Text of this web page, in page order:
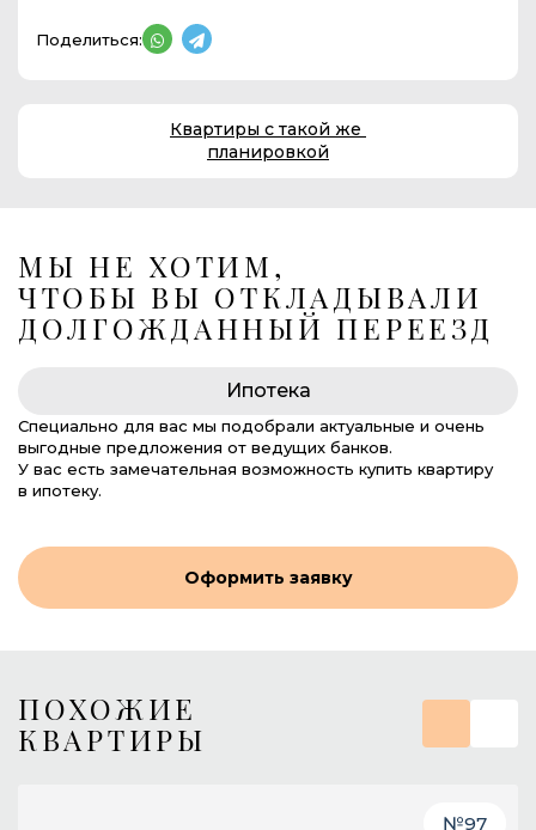
Квартиры с такой же
планировкой
Поделиться:
МЫ НЕ ХОТИМ,
ЧТОБЫ ВЫ ОТКЛАДЫВАЛИ
ДОЛГОЖДАННЫЙ ПЕРЕЕЗД
Ипотека
Специально для вас мы подобрали актуальные и очень
выгодные предложения от ведущих банков.
У вас есть замечательная возможность купить квартиру
в ипотеку.
Оформить заявку
ПОХОЖИЕ
КВАРТИРЫ
№97